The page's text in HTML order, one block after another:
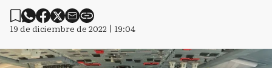
19 de diciembre de 2022 | 19:04